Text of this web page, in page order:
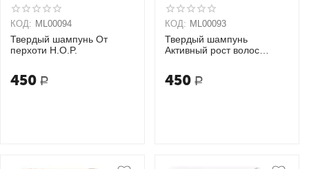
КОД: ML00094
Твердый шампунь От
перхоти H.O.P.
450 Р
КОД: ML00093
Твердый шампунь
Активный рост волос
450 Р